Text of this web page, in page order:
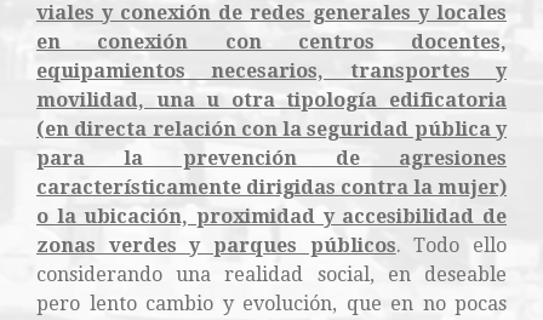
viales y conexión de redes generales y locales
en conexión con centros docentes,
equipamientos necesarios, transportes y
movilidad, una u otra tipología edificatoria
(en directa relación con la seguridad pública y
para la prevención de agresiones
característicamente dirigidas contra la mujer)
o la ubicación, proximidad y accesibilidad de
zonas verdes y parques públicos. Todo ello
considerando una realidad social, en deseable
pero lento cambio y evolución, que en no pocas